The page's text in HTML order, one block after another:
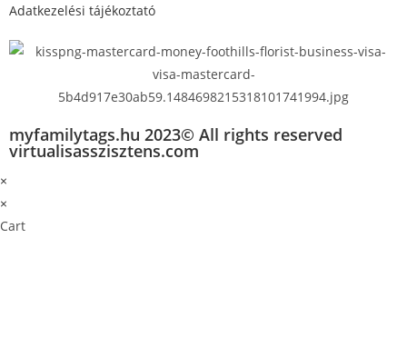
Adatkezelési tájékoztató
myfamilytags.hu 2023© All rights reserved
virtualisasszisztens.com
×
×
Cart